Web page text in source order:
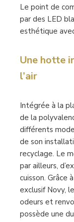
Le point de
par des LED
esthétique
Une hotte
l’air
Intégrée à la
de la
différents
de son
recyclage. Le
par ailleurs,
cuisson. Grâce
exclusif Novy,
odeurs et
possède une